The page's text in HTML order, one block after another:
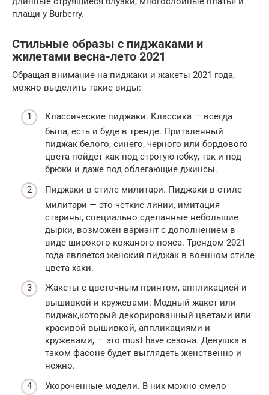
плащи у Burberry.
Стильные образы с пиджаками и
жилетами весна-лето 2021
Обращая внимание на пиджаки и жакеты 2021 года,
можно выделить такие виды:
Классические пиджаки. Классика — всегда
была, есть и буде в тренде. Приталенный
пиджак белого, синего, черного или бордового
цвета пойдет как под строгую юбку, так и под
брюки и даже под облегающие джинсы.
Пиджаки в стиле милитари. Пиджаки в стиле
милитари — это четкие линии, имитация
старины, специально сделанные небольшие
дырки, возможен вариант с дополнением в
виде широкого кожаного пояса. Трендом 2021
года является женский пиджак в военном стиле
цвета хаки.
Жакеты с цветочным принтом, аппликацией и
вышивкой и кружевами. Модный жакет или
пиджак,который декорированный цветами или
красивой вышивкой, аппликациями и
кружевами, — это must have сезона. Девушка в
таком фасоне будет выглядеть женственно и
нежно.
Укороченные модели. В них можно смело